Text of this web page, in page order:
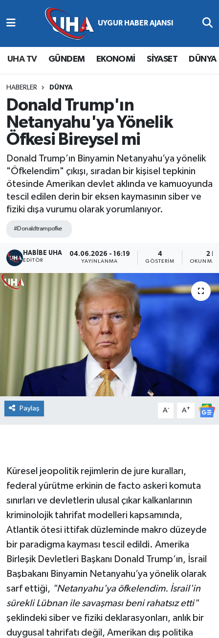
UHA TV GÜNDEM EKONOMİ SİYASET DÜNYA
HABERLER DÜNYA
Donald Trump'ın
Netanyahu'ya Yönelik
Öfkesi Bireysel mi
Donald Trump’ın Binyamin Netanyahu’ya yönelik
"Öfkelendim" çıkışı, sıradan bir kişisel tepkinin
ötesinde Amerikan devlet aklında ve kamuoyunda
tescil edilen derin bir eksen kaymasının siber ve
fiziki dışa vurumu olarak yorumlanıyor.
#Donaldtrampofke
HABİBE UHA
EDITÖR
04.06.2026 - 16:19
YAYINLANMA
4
GÖSTERIM
2
OKUNMA
Paylaş A- A+
Küresel jeopolitik rejimlerin de jure kuralları,
federal yürütme erkinin de facto askeri komuta
sınırları ve devletlerin ulusal çıkar kalkanlarının
kriminolojik tahrifat modelleri kapsamında,
Atlantik ötesi ittifak düzleminde makro düzeyde
bir paradigma kayması tescil edildi. Amerika
Birleşik Devletleri Başkanı Donald Trump’ın, İsrail
Başbakanı Binyamin Netanyahu’ya yönelik olarak
sarf ettiği, "Netanyahu'ya öfkelendim. İsrail'in
sürekli Lübnan ile savaşması beni rahatsız etti"
şeklindeki siber ve fiziki deklarasyonları, anlık bir
duygusal tahrifatı değil, Amerikan dış politika
Abone Ol
Gündem
Ekonomi
Magazin
Siyaset
Spor
Yaşam
Nöbetçi Eczaneler
Hava Durumu
Namaz Vakitleri
Trafik Durumu
Süper Lig Puan Durumu ve Fikstür
Tüm Manşetler
Son Dakika Haberleri
Haber Arşivi